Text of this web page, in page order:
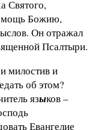
Святого,
Божию,
Он отражал
Псалтыри.
милостив и
об этом?
языков –
Евангелие